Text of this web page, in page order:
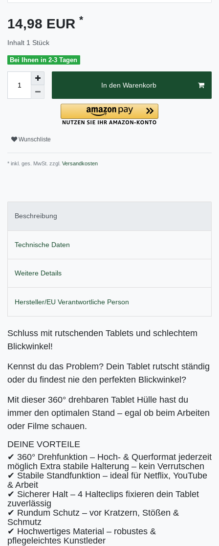
14,98 EUR *
Inhalt 1 Stück
Bei Ihnen in 2-3 Tagen
In den Warenkorb
Wunschliste
* inkl. ges. MwSt. zzgl. Versandkosten
Beschreibung
Technische Daten
Weitere Details
Hersteller/EU Verantwortliche Person
Schluss mit rutschenden Tablets und schlechtem
Blickwinkel!
Kennst du das Problem? Dein Tablet rutscht ständig
oder du findest nie den perfekten Blickwinkel?
Mit dieser 360° drehbaren Tablet Hülle hast du
immer den optimalen Stand – egal ob beim Arbeiten
oder Filme schauen.
DEINE VORTEILE
✔ 360° Drehfunktion – Hoch- & Querformat jederzeit
möglich Extra stabile Halterung – kein Verrutschen
✔ Stabile Standfunktion – ideal für Netflix, YouTube
& Arbeit
✔ Sicherer Halt – 4 Halteclips fixieren dein Tablet
zuverlässig
✔ Rundum Schutz – vor Kratzern, Stößen &
Schmutz
✔ Hochwertiges Material – robustes &
pflegeleichtes Kunstleder